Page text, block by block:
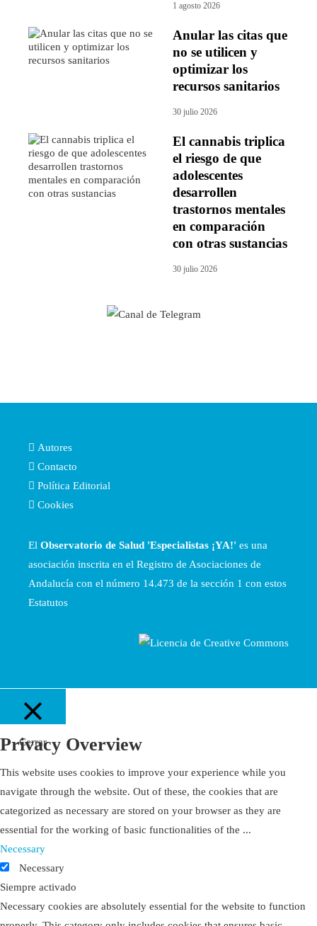
1 agosto 2026
Anular las citas que
no se utilicen y
optimizar los
recursos sanitarios
30 julio 2026
El cannabis triplica
el riesgo de que
adolescentes
desarrollen
trastornos mentales
en comparación
con otras sustancias
30 julio 2026
Autores
Contacto
Política Editorial
Cookies
El Observatorio de Salud 'Especialistas ¡YA!' es una
asociación inscrita en el Registro de Asociaciones de
Andalucía con el número 14.473 de la sección 1 con estos
Estatutos
Cerrar
Privacy Overview
This website uses cookies to improve your experience while you
navigate through the website. Out of these, the cookies that are
categorized as necessary are stored on your browser as they are
essential for the working of basic functionalities of the ...
Necessary
Necessary
Siempre activado
Necessary cookies are absolutely essential for the website to function